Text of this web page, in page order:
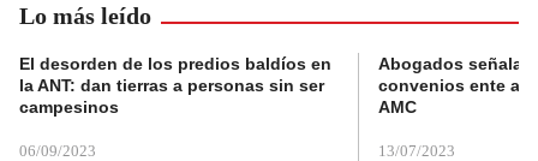
Lo más leído
El desorden de los predios baldíos en
la ANT: dan tierras a personas sin ser
campesinos
06/09/2023
Abogados
convenios ente
AMC
13/07/2023